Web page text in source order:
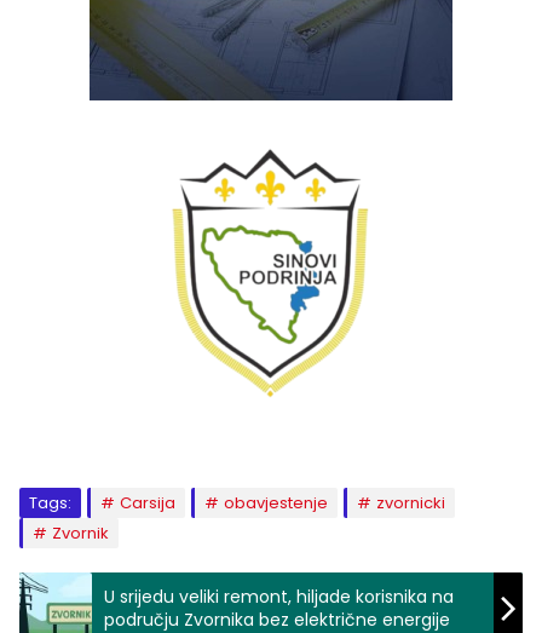
Tags: Carsija obavjestenje
zvornicki
Zvornik
U srijedu veliki remont, hiljade korisnika na
području Zvornika bez električne energije